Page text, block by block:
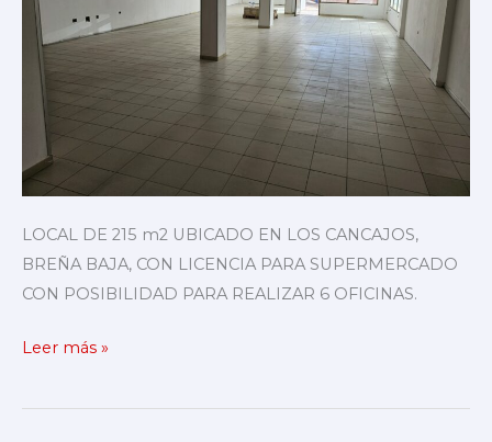
LOCAL DE 215 m2 UBICADO EN LOS CANCAJOS,
BREÑA BAJA, CON LICENCIA PARA SUPERMERCADO
CON POSIBILIDAD PARA REALIZAR 6 OFICINAS.
Leer más »